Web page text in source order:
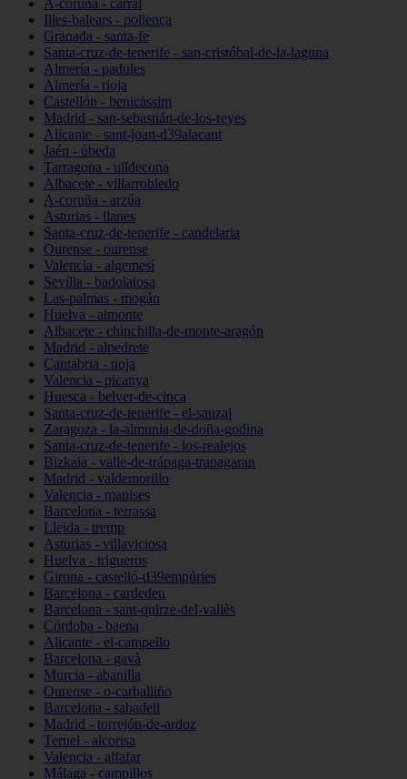
A-coruña - carral
Illes-balears - pollença
Granada - santa-fe
Santa-cruz-de-tenerife - san-cristóbal-de-la-laguna
Almería - padules
Almería - rioja
Castellón - benicàssim
Madrid - san-sebastián-de-los-reyes
Alicante - sant-joan-d39alacant
Jaén - úbeda
Tarragona - ulldecona
Albacete - villarrobledo
A-coruña - arzúa
Asturias - llanes
Santa-cruz-de-tenerife - candelaria
Ourense - ourense
Valencia - algemesí
Sevilla - badolatosa
Las-palmas - mogán
Huelva - almonte
Albacete - chinchilla-de-monte-aragón
Madrid - alpedrete
Cantabria - noja
Valencia - picanya
Huesca - belver-de-cinca
Santa-cruz-de-tenerife - el-sauzal
Zaragoza - la-almunia-de-doña-godina
Santa-cruz-de-tenerife - los-realejos
Bizkaia - valle-de-trápaga-trapagaran
Madrid - valdemorillo
Valencia - manises
Barcelona - terrassa
Lleida - tremp
Asturias - villaviciosa
Huelva - trigueros
Girona - castelló-d39empúries
Barcelona - cardedeu
Barcelona - sant-quirze-del-vallès
Córdoba - baena
Alicante - el-campello
Barcelona - gavà
Murcia - abanilla
Ourense - o-carballiño
Barcelona - sabadell
Madrid - torrejón-de-ardoz
Teruel - alcorisa
Valencia - alfafar
Málaga - campillos